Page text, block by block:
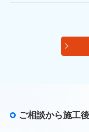
ご相談から施工